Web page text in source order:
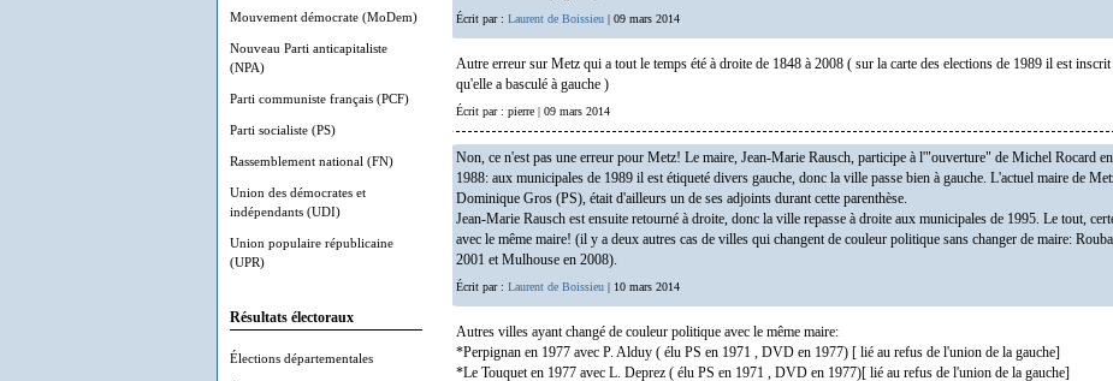
Mouvement démocrate (MoDem)
Nouveau Parti anticapitaliste
(NPA)
Parti communiste français (PCF)
Parti socialiste (PS)
Rassemblement national (FN)
Union des démocrates et
indépendants (UDI)
Union populaire républicaine
(UPR)
Résultats électoraux
Élections départementales
Écrit par : Laurent de Boissieu | 09 mars 2014
Autre erreur sur Metz qui a tout le temps été à droite de 1848 à 2008 ( sur la carte des elections de 1989 il est inscrit
qu'elle a basculé à gauche )
Écrit par : pierre | 09 mars 2014
Non, ce n'est pas une erreur pour Metz! Le maire, Jean-Marie Rausch, participe à l'"ouverture" de Michel Rocard en
1988: aux municipales de 1989 il est étiqueté divers gauche, donc la ville passe bien à gauche. L'actuel maire de
Dominique Gros (PS), était d'ailleurs un de ses adjoints durant cette parenthèse.
Jean-Marie Rausch est ensuite retourné à droite, donc la ville repasse à droite aux municipales de 1995. Le tout,
avec le même maire! (il y a deux autres cas de villes qui changent de couleur politique sans changer de maire:
2001 et Mulhouse en 2008).
Écrit par : Laurent de Boissieu | 10 mars 2014
Autres villes ayant changé de couleur politique avec le même maire:
*Perpignan en 1977 avec P. Alduy ( élu PS en 1971 , DVD en 1977) [ lié au refus de l'union de la gauche]
*Le Touquet en 1977 avec L. Deprez ( élu PS en 1971 , DVD en 1977)[ lié au refus de l'union de la gauche]